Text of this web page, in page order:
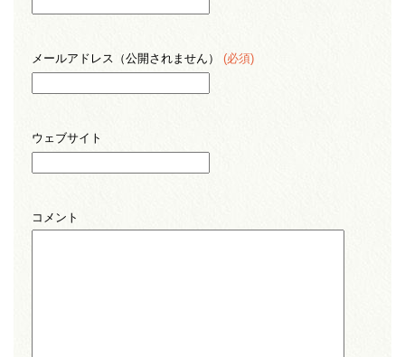
メールアドレス（公開されません） (必須)
ウェブサイト
コメント